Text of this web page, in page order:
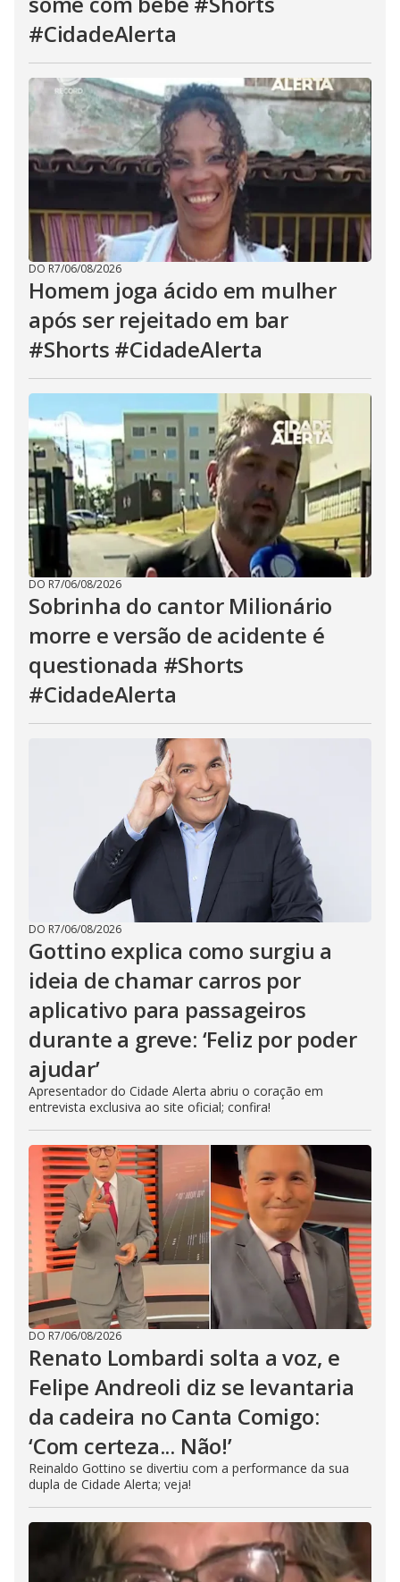
#CidadeAlerta
DO R7/06/08/2026
Homem joga ácido em mulher
após ser rejeitado em bar
#Shorts #CidadeAlerta
DO R7/06/08/2026
Sobrinha do cantor Milionário
morre e versão de acidente é
questionada #Shorts
#CidadeAlerta
DO R7/06/08/2026
Gottino explica como surgiu a
ideia de chamar carros por
aplicativo para passageiros
durante a greve: ‘Feliz por poder
ajudar’
Apresentador do Cidade Alerta abriu o coração em
entrevista exclusiva ao site oficial; confira!
DO R7/06/08/2026
Renato Lombardi solta a voz, e
Felipe Andreoli diz se levantaria
da cadeira no Canta Comigo:
‘Com certeza... Não!’
Reinaldo Gottino se divertiu com a performance da sua
dupla de Cidade Alerta; veja!